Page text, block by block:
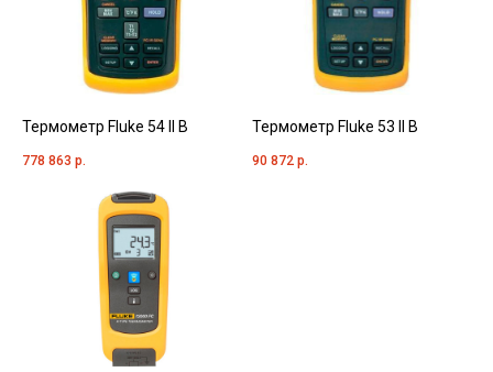
Термометр Fluke 54 II B
778 863 р.
Термометр Fluke 53 II B
90 872 р.